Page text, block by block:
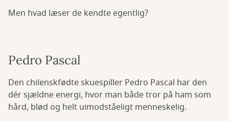
Men hvad læser de kendte egentlig?
Pedro Pascal
Den chilenskfødte skuespiller Pedro Pascal har den
dér sjældne energi, hvor man både tror på ham som
hård, blød og helt uimodståeligt menneskelig.